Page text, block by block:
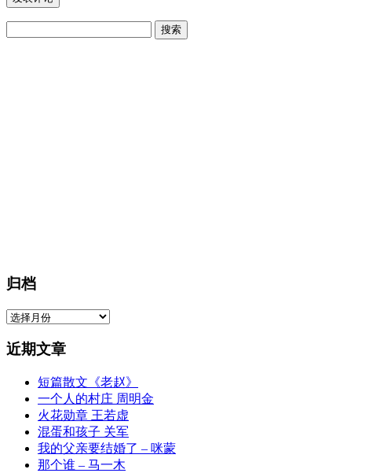
归档
归
近期文章
短篇散文《老赵》
一个人的村庄 周明金
火花勋章 王若虚
混蛋和孩子 关军
我的父亲要结婚了 – 咪蒙
那个谁 – 马一木